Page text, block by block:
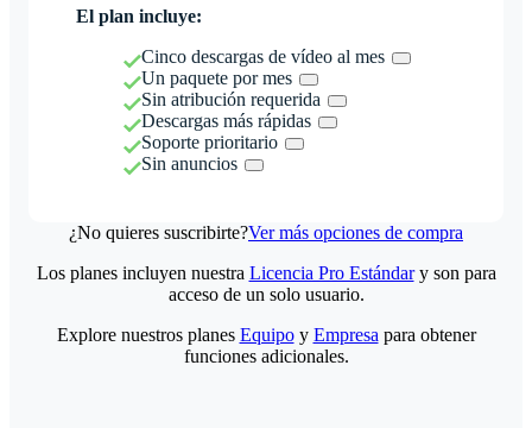
El plan incluye:
Cinco descargas de vídeo al mes
Un paquete por mes
Sin atribución requerida
Descargas más rápidas
Soporte prioritario
Sin anuncios
¿No quieres suscribirte?Ver más opciones de compra
Los planes incluyen nuestra Licencia Pro Estándary son para
acceso de un solo usuario.
Explore nuestros planes Equipoy Empresa para obtener
funciones adicionales.